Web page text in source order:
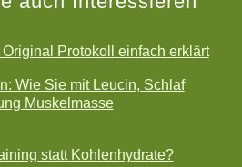
Protokoll einfach erklärt
Wie Sie mit Leucin, Schlaf
Muskelmasse
statt Kohlenhydrate?